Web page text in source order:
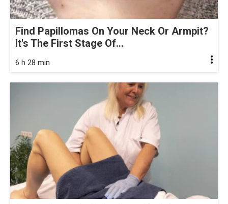
Find Papillomas On Your Neck Or Armpit?
It's The First Stage Of...
6 h 28 min